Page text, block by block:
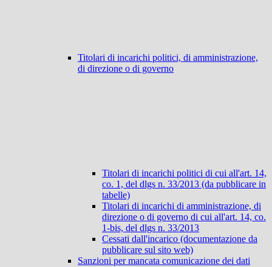
Titolari di incarichi politici, di amministrazione,
di direzione o di governo
Titolari di incarichi politici di cui all'art. 14,
co. 1, del dlgs n. 33/2013 (da pubblicare in
tabelle)
Titolari di incarichi di amministrazione, di
direzione o di governo di cui all'art. 14, co.
1-bis, del dlgs n. 33/2013
Cessati dall'incarico (documentazione da
pubblicare sul sito web)
Sanzioni per mancata comunicazione dei dati